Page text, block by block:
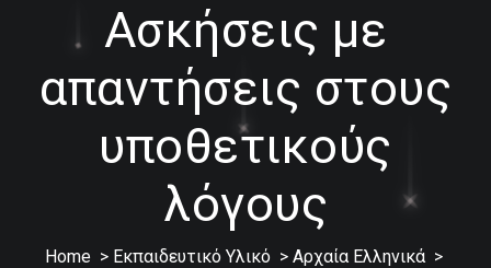
Ασκήσεις με
απαντήσεις στους
υποθετικούς
λόγους
Home> Εκπαιδευτικό Υλικό> Αρχαία Ελληνικά>